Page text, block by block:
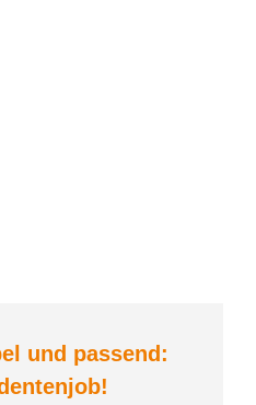
und passend:
enjob!